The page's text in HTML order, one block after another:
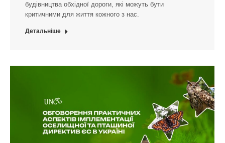
будівництва обхідної дороги, які можуть бути
критичними для життя кожного з нас.
Детальніше